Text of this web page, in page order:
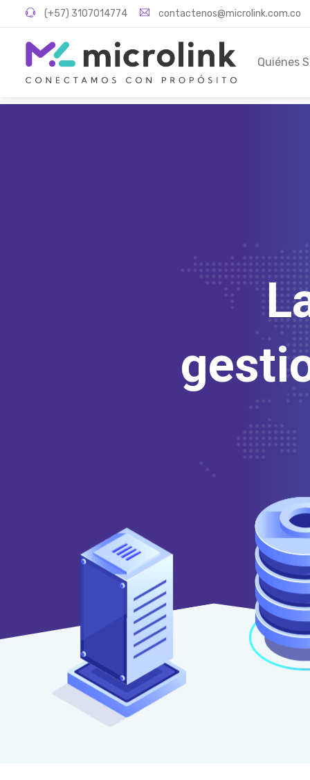
(+57) 3107014774 contactenos@microlink.com.co
Quiénes